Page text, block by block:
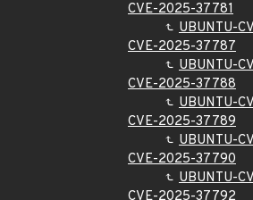
CVE-2025-37781
UBUNTU-
CVE-2025-37787
UBUNTU-
CVE-2025-37788
UBUNTU-
CVE-2025-37789
UBUNTU-
CVE-2025-37790
UBUNTU-